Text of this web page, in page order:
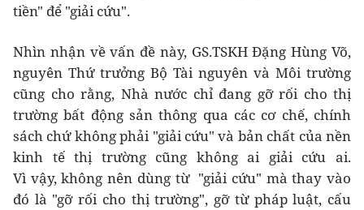
tiền" để "giải cứu".
Nhìn nhận về vấn đề này, GS.TSKH Đặng Hùng Võ,
nguyên Thứ trưởng Bộ Tài nguyên và Môi trường
cũng cho rằng, Nhà nước chỉ đang gỡ rối cho thị
trường bất động sản thông qua các cơ chế, chính
sách chứ không phải "giải cứu" và bản chất của nền
kinh tế thị trường cũng không ai giải cứu ai.
Vì vậy, không nên dùng từ "giải cứu" mà thay vào
đó là "gỡ rối cho thị trường", gỡ từ pháp luật, cấu